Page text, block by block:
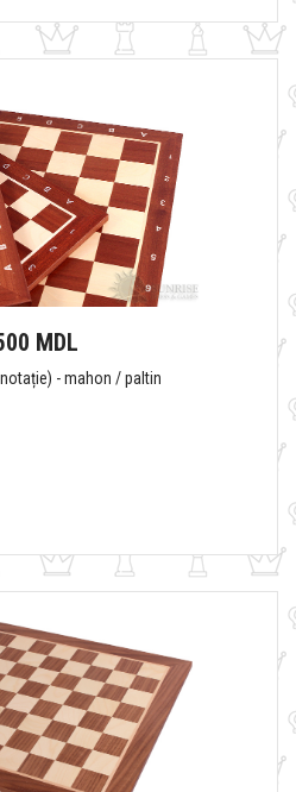
MDL
- mahon / paltin